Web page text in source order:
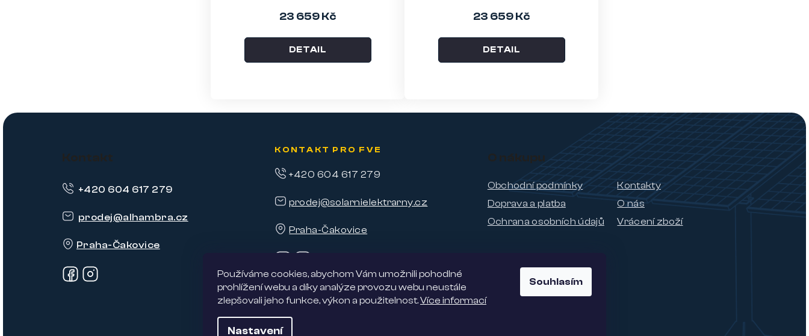
Používáme cookies, abychom Vám umožnili pohodlné
prohlížení webu a díky analýze provozu webu neustále
zlepšovali jeho funkce, výkon a použitelnost.Více informací
Nastavení
Souhlasím
23 659 Kč
DETAIL
23 659 Kč
DETAIL
Kontakt
prodej@alhambra.cz
Praha-Čakovice
+420 604 617 279
KONTAKT PRO FVE
prodej@solarnielektrarny.cz
Praha-Čakovice
+420 604 617 279
O nákupu
Kontakty
Obchodní podmínky
O nás
Doprava a platba
Vrácení zboží
Ochrana osobních údajů